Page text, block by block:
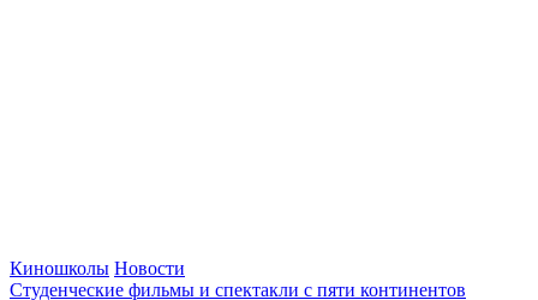
Киношколы Новости
Студенческие фильмы и спектакли с пяти континентов